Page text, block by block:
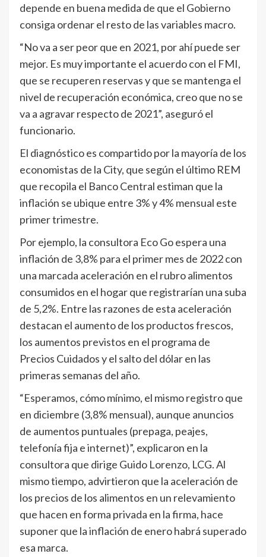
depende en buena medida de que el Gobierno
consiga ordenar el resto de las variables macro.
“No va a ser peor que en 2021, por ahí puede ser
mejor. Es muy importante el acuerdo con el FMI,
que se recuperen reservas y que se mantenga el
nivel de recuperación económica, creo que no se
va a agravar respecto de 2021”, aseguró el
funcionario.
El diagnóstico es compartido por la mayoría de los
economistas de la City, que según el último REM
que recopila el Banco Central estiman que la
inflación se ubique entre 3% y 4% mensual este
primer trimestre.
Por ejemplo, la consultora Eco Go espera una
inflación de 3,8% para el primer mes de 2022 con
una marcada aceleración en el rubro alimentos
consumidos en el hogar que registrarían una suba
de 5,2%. Entre las razones de esta aceleración
destacan el aumento de los productos frescos,
los aumentos previstos en el programa de
Precios Cuidados y el salto del dólar en las
primeras semanas del año.
“Esperamos, cómo mínimo, el mismo registro que
en diciembre (3,8% mensual), aunque anuncios
de aumentos puntuales (prepaga, peajes,
telefonía fija e internet)”, explicaron en la
consultora que dirige Guido Lorenzo, LCG. Al
mismo tiempo, advirtieron que la aceleración de
los precios de los alimentos en un relevamiento
que hacen en forma privada en la firma, hace
suponer que la inflación de enero habrá superado
esa marca.